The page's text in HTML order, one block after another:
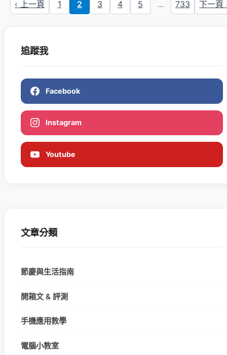
‹ 上一頁 1 2 3 4 5 ... 733 下一頁
追蹤我
Facebook
Instagram
Youtube
文章分類
節慶與生活指南
開箱文 & 評測
手機應用教學
電腦小教室